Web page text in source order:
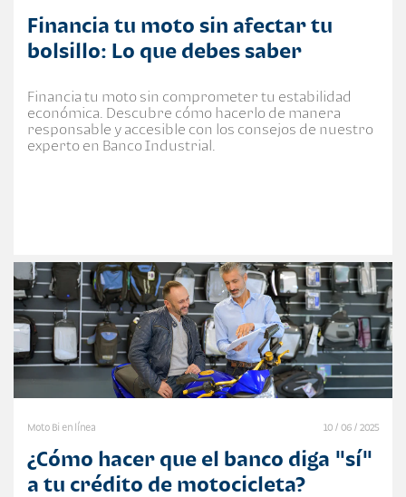
Financia tu moto sin afectar tu
bolsillo: Lo que debes saber
Financia tu moto sin comprometer tu estabilidad
económica. Descubre cómo hacerlo de manera
responsable y accesible con los consejos de nuestro
experto en Banco Industrial.
Moto Bi en línea 10 / 06 / 2025
¿Cómo hacer que el banco diga "sí"
a tu crédito de motocicleta?